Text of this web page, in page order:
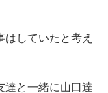
はしていたと考え
達と一緒に山口達